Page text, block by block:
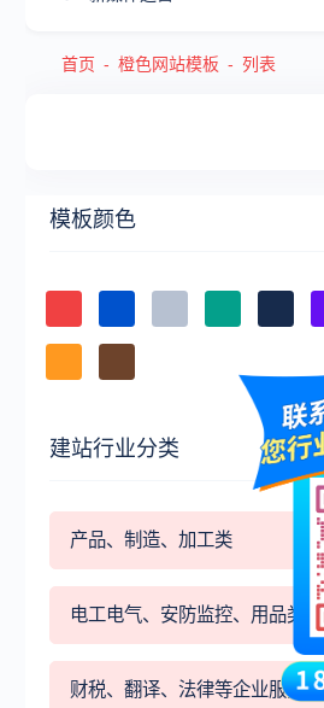
首页 橙色网站模板 列表
模板颜色
建站行业分类
产品、制造、加工类
电工电气、安防监控、用品类
财税、翻译、法律等企业服务类